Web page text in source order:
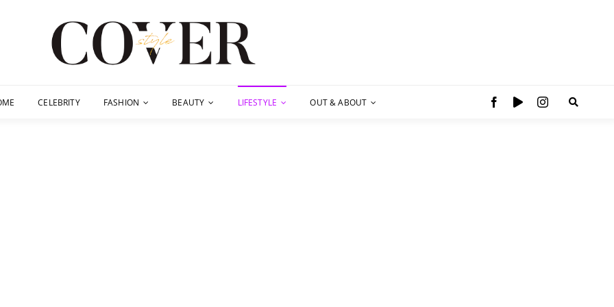
CELEBRITY FASHION BEAUTY LIFESTYLE OUT & ABOUT